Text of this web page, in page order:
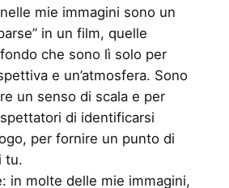
mie immagini sono un
in un film, quelle
che sono lì solo per
e un’atmosfera. Sono
un senso di scala e per
di identificarsi
per fornire un punto di
tu.
in molte delle mie immagini,